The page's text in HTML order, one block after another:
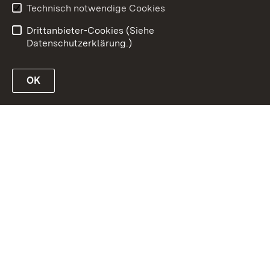
Technisch notwendige Cookies
Drittanbieter-Cookies (Siehe
Datenschutzerklärung.)
OK